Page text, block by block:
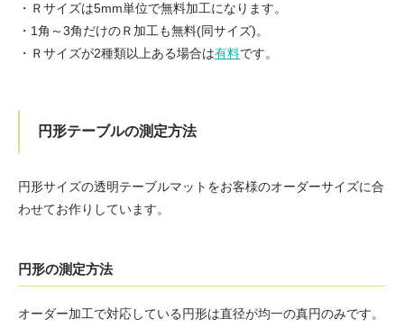
・Ｒサイズは5mm単位で無料加工になります。
・1角～3角だけのＲ加工も無料(同サイズ)。
・Ｒサイズが2種類以上ある場合は有料です。
円形テーブルの測定方法
円形サイズの透明テーブルマットをお客様のオーダーサイズに合
わせてお作りしています。
円形の測定方法
オーダー加工で対応している円形は直径が均一の真円のみです。